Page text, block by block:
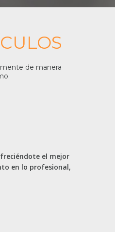
de manera
el mejor
en lo profesional,